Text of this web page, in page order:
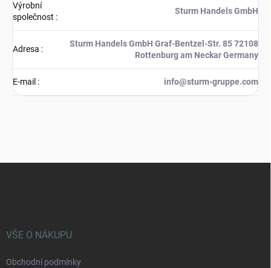
Výrobní
společnost :
Sturm Handels GmbH
Adresa :
Sturm Handels GmbH Graf-Bentzel-Str. 85 72108
Rottenburg am Neckar Germany
E-mail : info@sturm-gruppe.com
VŠE O NÁKUPU
Obchodní podmínky